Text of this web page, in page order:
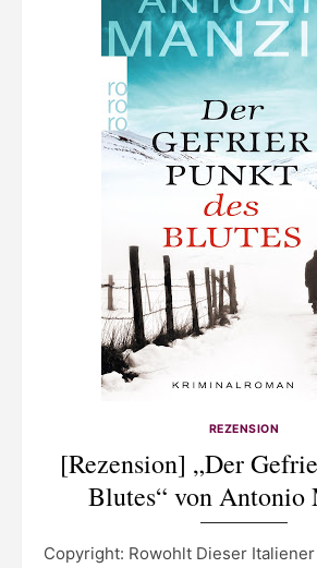
REZENSION
[Rezension] „Der
Blutes“ von Antonio
Copyright: Rowohlt Dieser